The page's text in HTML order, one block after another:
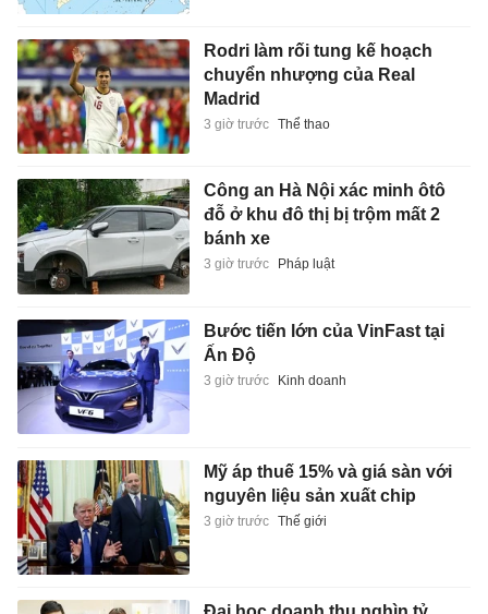
Rodri làm rối tung kế hoạch
chuyển nhượng của Real
Madrid
3 giờ trước Thể thao
Công an Hà Nội xác minh ôtô
đỗ ở khu đô thị bị trộm mất 2
bánh xe
3 giờ trước Pháp luật
Bước tiến lớn của VinFast tại
Ấn Độ
3 giờ trước Kinh doanh
Mỹ áp thuế 15% và giá sàn với
nguyên liệu sản xuất chip
3 giờ trước Thế giới